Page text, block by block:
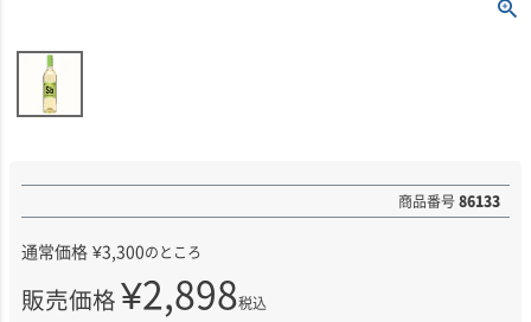
商品番号86133
通常価格 ¥3,300のところ
販売価格¥2,898税込